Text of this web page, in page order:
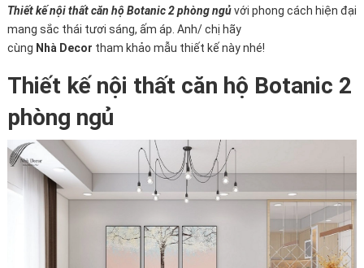
Thiết kế nội thất căn hộ Botanic 2 phòng ngủvới phong cách hiện đại
mang sắc thái tươi sáng, ấm áp. Anh/ chị hãy
cùng Nhà Decor tham khảo mẫu thiết kế này nhé!
Thiết kế nội thất căn hộ Botanic 2
phòng ngủ